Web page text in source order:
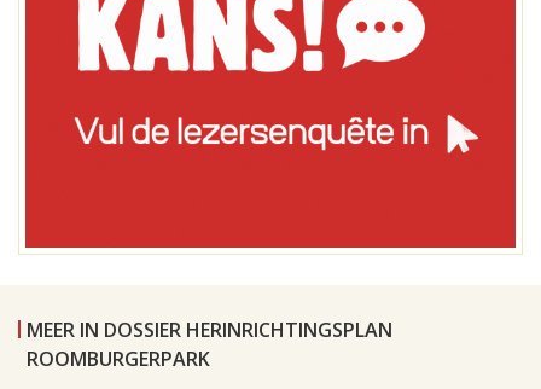
MEER IN DOSSIER HERINRICHTINGSPLAN
ROOMBURGERPARK